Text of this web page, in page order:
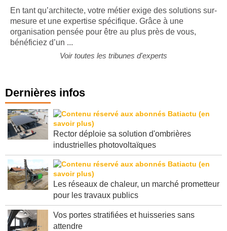
En tant qu’architecte, votre métier exige des solutions sur-
mesure et une expertise spécifique. Grâce à une
organisation pensée pour être au plus près de vous,
bénéficiez d’un ...
Voir toutes les tribunes d'experts
Dernières infos
Rector déploie sa solution d'ombrières
industrielles photovoltaïques
Les réseaux de chaleur, un marché prometteur
pour les travaux publics
Vos portes stratifiées et huisseries sans
attendre